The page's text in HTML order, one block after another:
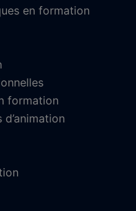
en formation
formation